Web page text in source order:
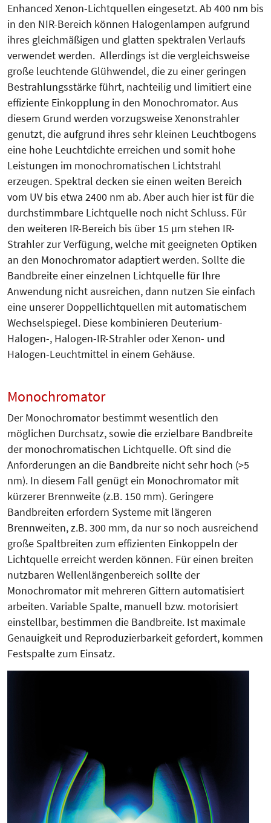
Enhanced Xenon-Lichtquellen eingesetzt. Ab 400 nm bis
in den NIR-Bereich können Halogenlampen aufgrund
ihres gleichmäßigen und glatten spektralen Verlaufs
verwendet werden. Allerdings ist die vergleichsweise
große leuchtende Glühwendel, die zu einer geringen
Bestrahlungsstärke führt, nachteilig und limitiert eine
effiziente Einkopplung in den Monochromator. Aus
diesem Grund werden vorzugsweise Xenonstrahler
genutzt, die aufgrund ihres sehr kleinen Leuchtbogens
eine hohe Leuchtdichte erreichen und somit hohe
Leistungen im monochromatischen Lichtstrahl
erzeugen. Spektral decken sie einen weiten Bereich
vom UV bis etwa 2400 nm ab. Aber auch hier ist für die
durchstimmbare Lichtquelle noch nicht Schluss. Für
den weiteren IR-Bereich bis über 15 µm stehen IR-
Strahler zur Verfügung, welche mit geeigneten Optiken
an den Monochromator adaptiert werden. Sollte die
Bandbreite einer einzelnen Lichtquelle für Ihre
Anwendung nicht ausreichen, dann nutzen Sie einfach
eine unserer Doppellichtquellen mit automatischem
Wechselspiegel. Diese kombinieren Deuterium-
Halogen-, Halogen-IR-Strahler oder Xenon- und
Halogen-Leuchtmittel in einem Gehäuse.
Monochromator
Der Monochromator bestimmt wesentlich den
möglichen Durchsatz, sowie die erzielbare Bandbreite
der monochromatischen Lichtquelle. Oft sind die
Anforderungen an die Bandbreite nicht sehr hoch (>5
nm). In diesem Fall genügt ein Monochromator mit
kürzerer Brennweite (z.B. 150 mm). Geringere
Bandbreiten erfordern Systeme mit längeren
Brennweiten, z.B. 300 mm, da nur so noch ausreichend
große Spaltbreiten zum effizienten Einkoppeln der
Lichtquelle erreicht werden können. Für einen breiten
nutzbaren Wellenlängenbereich sollte der
Monochromator mit mehreren Gittern automatisiert
arbeiten. Variable Spalte, manuell bzw. motorisiert
einstellbar, bestimmen die Bandbreite. Ist maximale
Genauigkeit und Reproduzierbarkeit gefordert, kommen
Festspalte zum Einsatz.